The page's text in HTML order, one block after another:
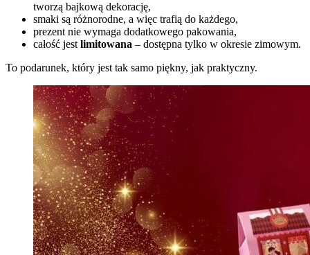
tworzą bajkową dekorację,
smaki są różnorodne, a więc trafią do każdego,
prezent nie wymaga dodatkowego pakowania,
całość jest limitowana – dostępna tylko w okresie zimowym.
To podarunek, który jest tak samo piękny, jak praktyczny.